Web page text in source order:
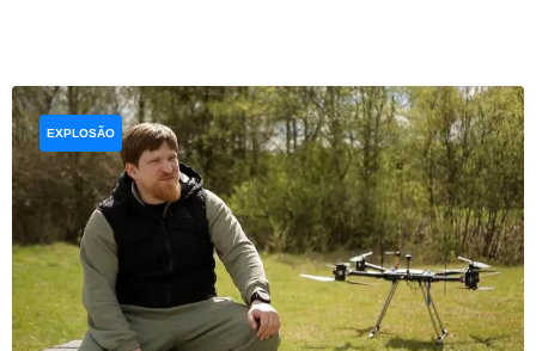
EXPLOSÃO